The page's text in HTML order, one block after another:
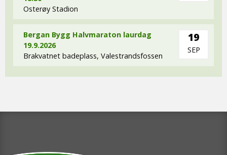
Osterøy Stadion
Bergan Bygg Halvmaraton laurdag
19.9.2026
Brakvatnet badeplass, Valestrandsfossen
19
SEP